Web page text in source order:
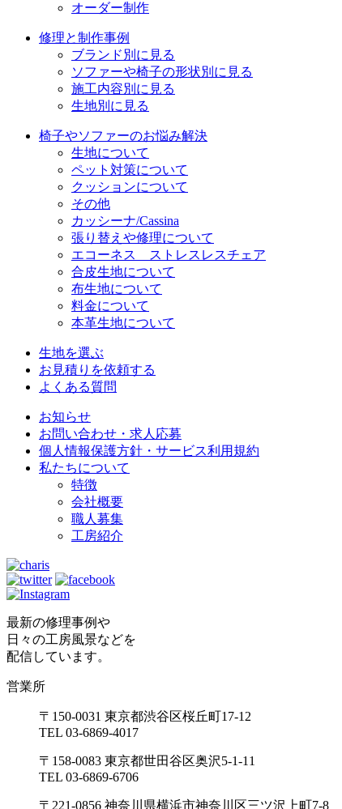
オーダー制作
修理と制作事例
ブランド別に見る
ソファーや椅子の形状別に見る
施工内容別に見る
生地別に見る
椅子やソファーのお悩み解決
生地について
ペット対策について
クッションについて
その他
カッシーナ/Cassina
張り替えや修理について
エコーネス ストレスレスチェア
合皮生地について
布生地について
料金について
本革生地について
生地を選ぶ
お見積りを依頼する
よくある質問
お知らせ
お問い合わせ・求人応募
個人情報保護方針・サービス利用規約
私たちについて
特徴
会社概要
職人募集
工房紹介
最新の修理事例や
日々の工房風景などを
配信しています。
営業所
〒150-0031 東京都渋谷区桜丘町17-12
TEL 03-6869-4017
〒158-0083 東京都世田谷区奥沢5-1-11
TEL 03-6869-6706
〒221-0856 神奈川県横浜市神奈川区三ツ沢上町7-8